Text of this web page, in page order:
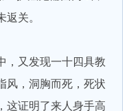
关。
又发现一十四具教
风，洞胸而死，死状
这证明了来人身手高